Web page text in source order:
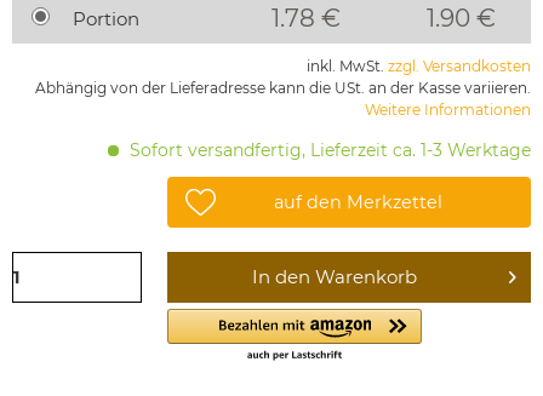
Portion 1.78 € 1.90 €
inkl. MwSt. zzgl. Versandkosten
Abhängig von der Lieferadresse kann die USt. an der Kasse variieren.
Weitere Informationen
Sofort versandfertig, Lieferzeit ca. 1-3 Werktage
auf den Merkzettel
In den Warenkorb